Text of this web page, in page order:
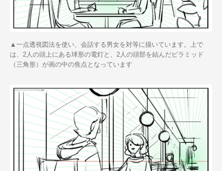
▲一点透視図法を使い、会話する男女を対等に描いています。上で
は、2人の頭上にある球形の電灯と、2人の頭部を結んだピラミッド
（三角形）が画の中の焦点となっています